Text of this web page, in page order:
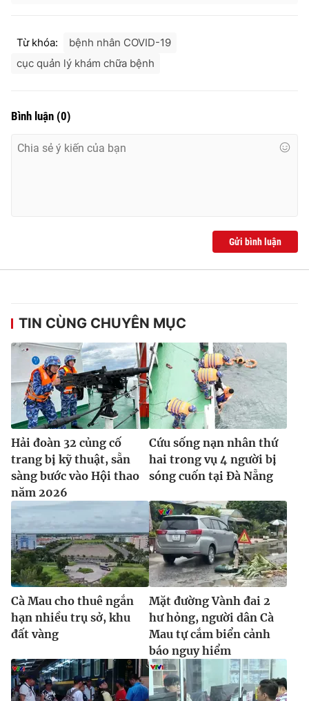
Từ khóa:
bệnh nhân COVID-19
cục quản lý khám chữa bệnh
Bình luận (0)
Gửi bình luận
TIN CÙNG CHUYÊN MỤC
Hải đoàn 32 củng cố
trang bị kỹ thuật, sẵn
sàng bước vào Hội thao
năm 2026
Cứu sống nạn nhân thứ
hai trong vụ 4 người bị
sóng cuốn tại Đà Nẵng
Cà Mau cho thuê ngắn
hạn nhiều trụ sở, khu
đất vàng
Mặt đường Vành đai 2
hư hỏng, người dân Cà
Mau tự cắm biển cảnh
báo nguy hiểm